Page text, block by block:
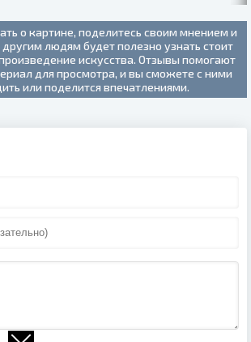
о картине, поделитесь своим мнением и
людям будет полезно узнать стоит
искусства. Отзывы помогают
для просмотра, и вы сможете с ними
или поделится впечатлениями.